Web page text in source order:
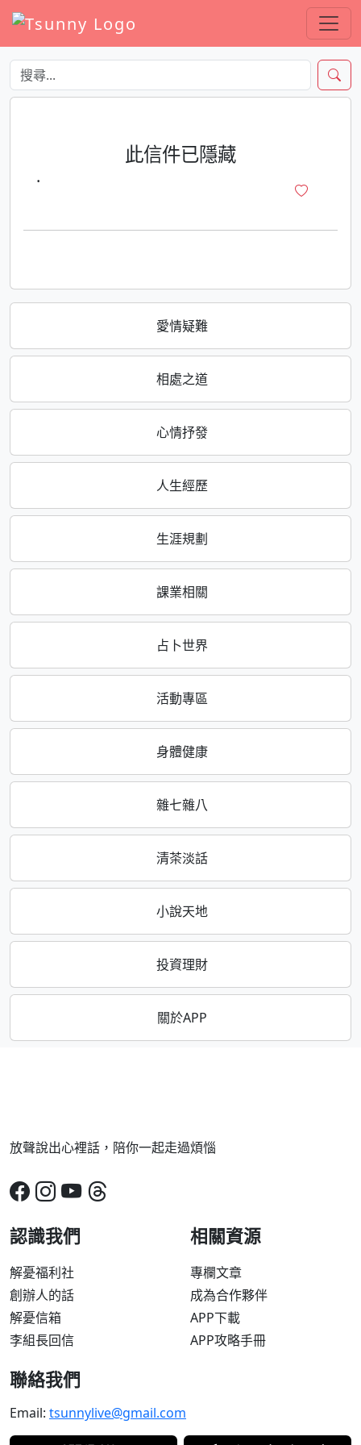
愛情疑難
相處之道
心情抒發
人生經歷
生涯規劃
課業相關
占卜世界
活動專區
身體健康
雜七雜八
清茶淡話
小說天地
投資理財
關於APP
此信件已隱藏
·
放聲說出心裡話，陪你一起走過煩惱
認識我們
解憂福利社
創辦人的話
解憂信箱
李組長回信
相關資源
專欄文章
成為合作夥伴
APP下載
APP攻略手冊
聯絡我們
Email: tsunnylive@gmail.com